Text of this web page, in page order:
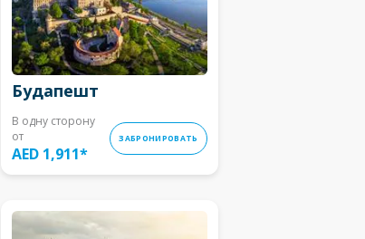
Будапешт
В одну сторону
от
AED 1,911*
ЗАБРОНИРОВАТЬ